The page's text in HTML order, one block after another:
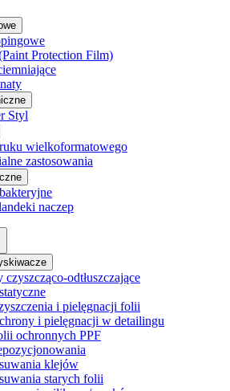
Protection Film)
Styl
wielkoformatowego
zastosowania
naczep
czyszcząco-odtłuszczające
i pielęgnacji folii
i pielęgnacji w detailingu
ochronnych PPF
klejów
starych folii